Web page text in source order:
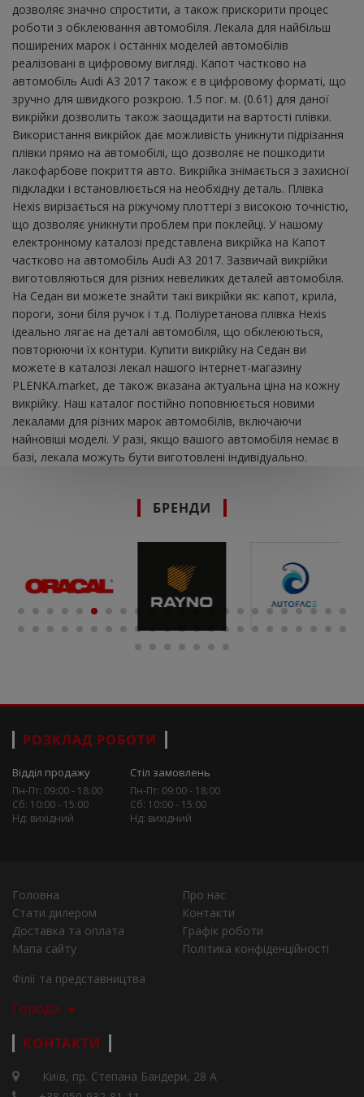
дозволяє значно спростити, а також прискорити процес
роботи з обклеювання автомобіля. Лекала для найбільш
поширених марок і останніх моделей автомобілів
реалізовані в цифровому вигляді. Капот частково на
автомобіль Audi A3 2017 також є в цифровому форматі, що
зручно для швидкого розкрою. 1.5 пог. м. (0.61) для даної
викрійки дозволить також заощадити на вартості плівки.
Використання викрійок дає можливість уникнути підрізання
плівки прямо на автомобілі, що дозволяє не пошкодити
лакофарбове покриття авто. Викрійка знімається з захисної
підкладки і встановлюється на необхідну деталь. Плівка
Hexis вирізається на ріжучому плоттері з високою точністю,
що дозволяє уникнути проблем при поклейці. У нашому
електронному каталозі представлена ​​викрійка на Капот
частково на автомобіль Audi A3 2017. Зазвичай викрійки
виготовляються для різних невеликих деталей автомобіля.
На Седан ви можете знайти такі викрійки як: капот, крила,
пороги, зони біля ручок і т.д. Поліуретанова плівка Hexis
ідеально лягає на деталі автомобіля, що обклеюються,
повторюючи їх контури. Купити викрійку на Седан ви
можете в каталозі лекал нашого інтернет-магазину
PLENKA.market, де також вказана актуальна ціна на кожну
викрійку. Наш каталог постійно поповнюється новими
лекалами для різних марок автомобілів, включаючи
найновіші моделі. У разі, якщо вашого автомобіля немає в
базі, лекала можуть бути виготовлені індивідуально.
БРЕНДИ
РОЗКЛАД РОБОТИ
Відділ продажу
Пн-Пт: 09:00 - 18:00
Сб: 10:00 - 15:00
Нд: вихідний
Стіл замовлень
Пн-Пт: 09:00 - 18:00
Сб: 10:00 - 15:00
Нд: вихідний
Головна
Про нас
Стати дилером
Контакти
Доставка та оплата
Графік роботи
Мапа сайту
Політика конфіденційності
Філії та представництва
Города
КОНТАКТИ
Київ, пр. Степана Бандери, 28 А